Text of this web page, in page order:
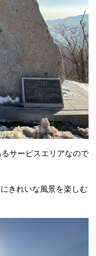
サービスエリアなので
きれいな風景を楽しむ